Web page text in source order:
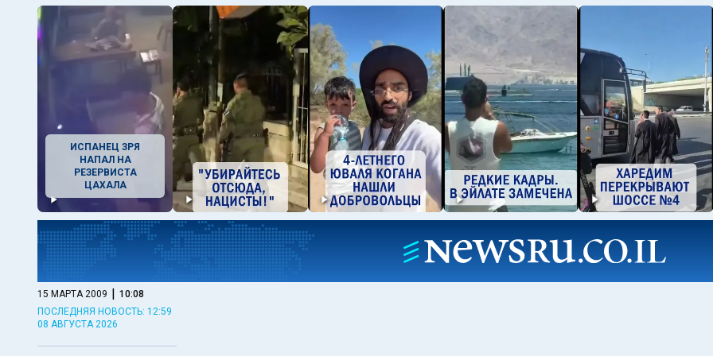
ИСПАНЕЦ ЗРЯ
НАПАЛ НА
РЕЗЕРВИСТА
ЦАХАЛА
15 МАРТА 2009 | 10:08
ПОСЛЕДНЯЯ НОВОСТЬ: 12:59
08 АВГУСТА 2026